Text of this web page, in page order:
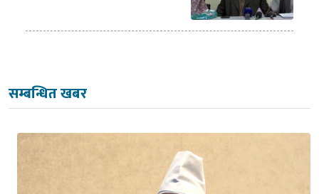
सम्बन्धित खबर